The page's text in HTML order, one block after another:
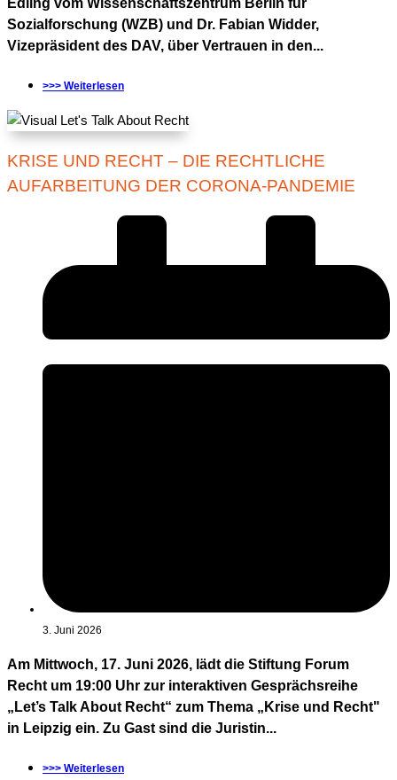
Sozialforschung (WZB) und Dr. Fabian Widder,
Vizepräsident des DAV, über Vertrauen in den...
>>> Weiterlesen
KRISE UND RECHT – DIE RECHTLICHE
AUFARBEITUNG DER CORONA-PANDEMIE
3. Juni 2026
Am Mittwoch, 17. Juni 2026, lädt die Stiftung Forum
Recht um 19:00 Uhr zur interaktiven Gesprächsreihe
„Let’s Talk About Recht“ zum Thema „Krise und Recht"
in Leipzig ein. Zu Gast sind die Juristin...
>>> Weiterlesen